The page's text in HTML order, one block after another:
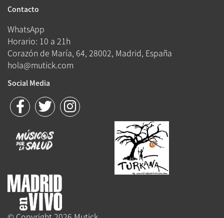
Contacto
WhatsApp
Horario: 10 a 21h
Corazón de María, 64, 28002, Madrid, España
hola@mutick.com
Social Media